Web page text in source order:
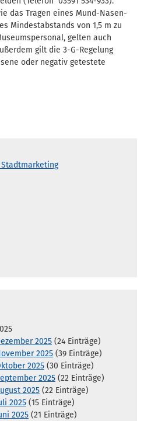
das Tragen eines Mund-Nasen-
Mindestabstands von 1,5 m zu
gelten auch
gilt die 3-G-Regelung
oder negativ getestete
2025 (24 Einträge)
2025 (39 Einträge)
2025 (30 Einträge)
2025 (22 Einträge)
2025 (22 Einträge)
2025 (15 Einträge)
2025 (21 Einträge)